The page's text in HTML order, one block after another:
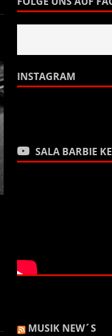
INSTAGRAM
SALA BARBIE
MUSIK NEW´S